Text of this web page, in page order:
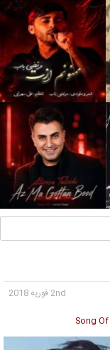
2nd فوریه 2018
Song Of